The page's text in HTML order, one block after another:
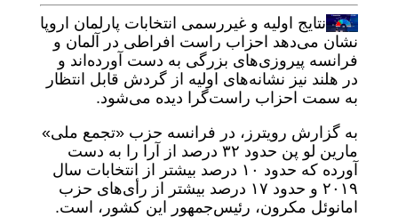
نتایج اولیه و غیررسمی انتخابات پارلمان اروپا
نشان می‌دهد احزاب راست افراطی در آلمان و
فرانسه پیروزی‌های بزرگی به دست آورده‌اند و
در هلند نیز نشانه‌های اولیه از گردش قابل انتظار
به سمت احزاب راست‌گرا دیده می‌شود.
به گزارش رویترز، در فرانسه حزب «تجمع ملی»
مارین لو پن حدود ۳۲ درصد از آرا را به دست
آورده که حدود ۱۰ درصد بیشتر از انتخابات سال
۲۰۱۹ و حدود ۱۷ درصد بیشتر از رأی‌های حزب
امانوئل مکرون،‌ رئیس‌جمهور این کشور، است.